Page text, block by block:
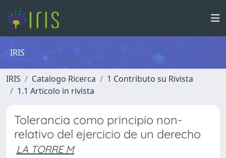
IRIS
IRIS Catalogo Ricerca
1 Contributo su Rivista
1.1 Articolo in rivista
Tolerancia como principio non-
relativo del ejercicio de un derecho
LA TORRE M